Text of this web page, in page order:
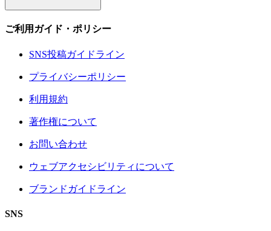
ご利用ガイド・ポリシー
SNS投稿ガイドライン
プライバシーポリシー
利用規約
著作権について
お問い合わせ
ウェブアクセシビリティについて
ブランドガイドライン
SNS